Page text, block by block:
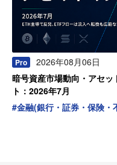
Pro
2026年08月06日
暗号資産市場動向・アセ
ト：2026年7月
#金融(銀行・証券・保険・